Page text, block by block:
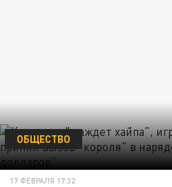
ОБЩЕСТВО
17 ФЕВРАЛЯ 17:32